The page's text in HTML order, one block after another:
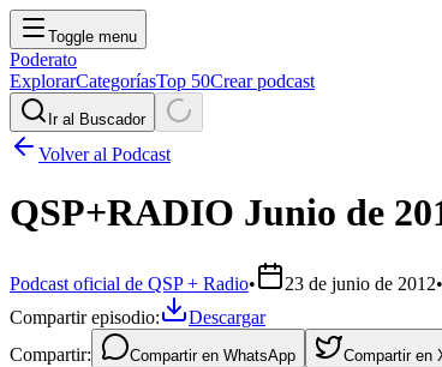
Toggle menu
Poderato
ExplorarCategoríasTop 50Crear podcast
Ir al Buscador
Volver al Podcast
QSP+RADIO Junio de
Podcast oficial de QSP + Radio• 23 de junio de 2012•
Compartir episodio:
Descargar
Compartir:
Compartir en WhatsApp Compartir en